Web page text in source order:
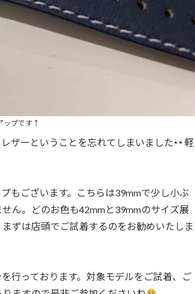
ップです↑
ザーということを忘れてしまいました
軽
もございます。こちらは39mmで少し小ぶ
ん。どのお色も42mmと39mmのサイズ展
ずは店頭でご試着するのをお勧めいたしま
行っております。対象モデルをご試着、ご